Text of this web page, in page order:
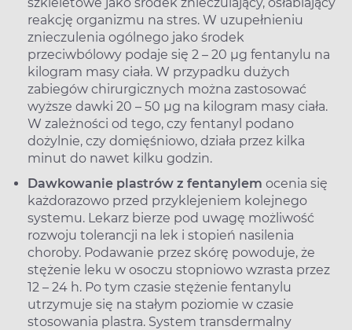
reakcję organizmu na stres. W uzupełnieniu
znieczulenia ogólnego jako środek
przeciwbólowy podaje się 2 – 20 µg fentanylu na
kilogram masy ciała. W przypadku dużych
zabiegów chirurgicznych można zastosować
wyższe dawki 20 – 50 µg na kilogram masy ciała.
W zależności od tego, czy fentanyl podano
dożylnie, czy domięśniowo, działa przez kilka
minut do nawet kilku godzin.
Dawkowanie plastrów z fentanylem ocenia się
każdorazowo przed przyklejeniem kolejnego
systemu. Lekarz bierze pod uwagę możliwość
rozwoju tolerancji na lek i stopień nasilenia
choroby. Podawanie przez skórę powoduje, że
stężenie leku w osoczu stopniowo wzrasta przez
12 – 24 h. Po tym czasie stężenie fentanylu
utrzymuje się na stałym poziomie w czasie
stosowania plastra. System transdermalny